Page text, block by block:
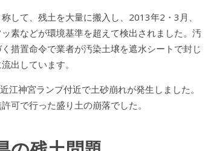
して、残土を大量に搬入し、2013年2・3月、
素などが環境基準を超えて検出されました。汚
措置命令で業者が汚染土壌を遮水シートで封じ
出しています。
神宮ランプ付近で土砂崩れが発生しました。
可で行った盛り土の崩落でした。